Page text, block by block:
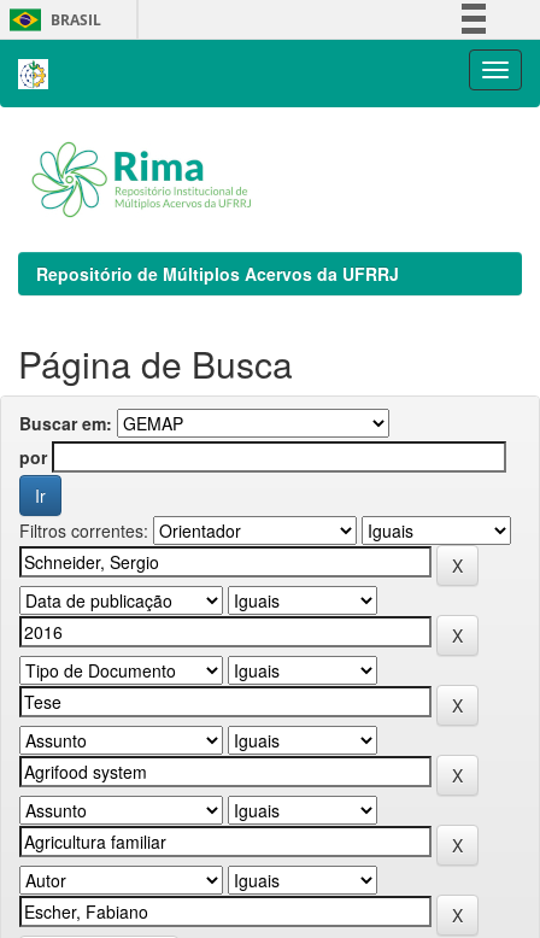
Skip
navigation
BRASIL
Repositório de Múltiplos Acervos da UFRRJ
Página de Busca
Buscar em:
por
Filtros correntes: